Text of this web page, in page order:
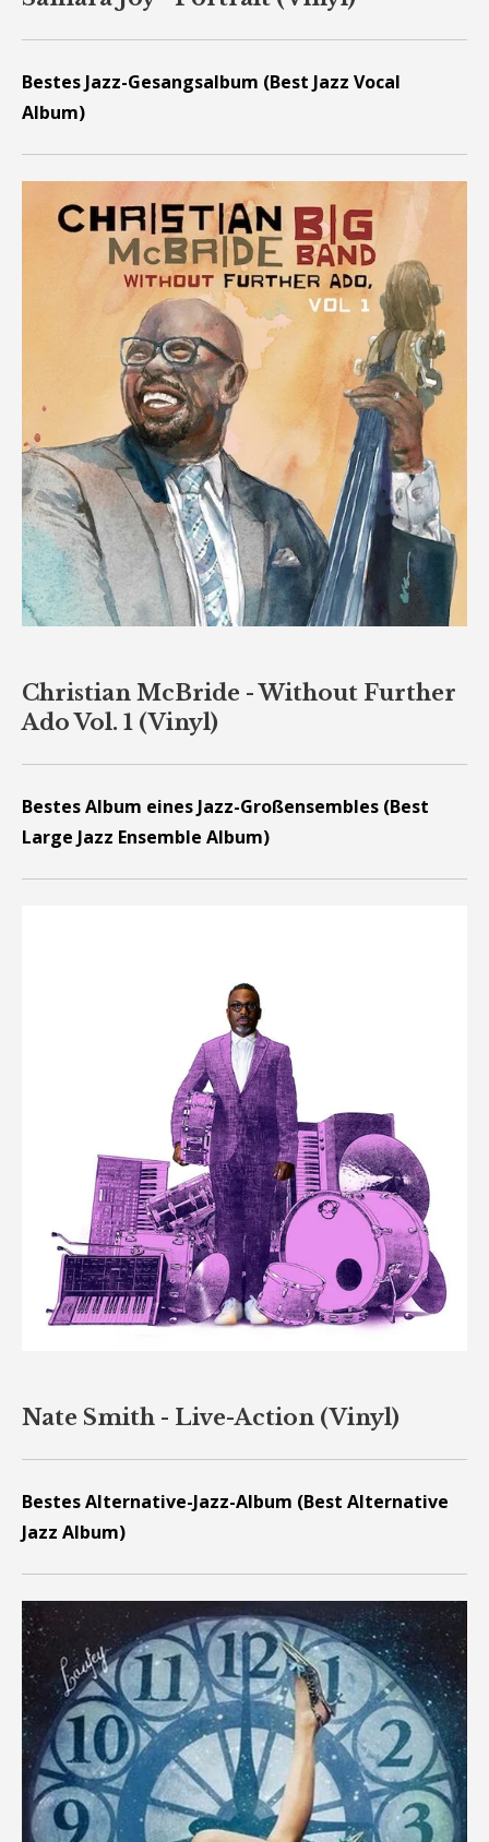
Bestes Jazz-Gesangsalbum (Best Jazz Vocal
Album)
Christian McBride - Without Further
Ado Vol. 1 (Vinyl)
Bestes Album eines Jazz-Großensembles (Best
Large Jazz Ensemble Album)
Nate Smith - Live-Action (Vinyl)
Bestes Alternative-Jazz-Album (Best Alternative
Jazz Album)